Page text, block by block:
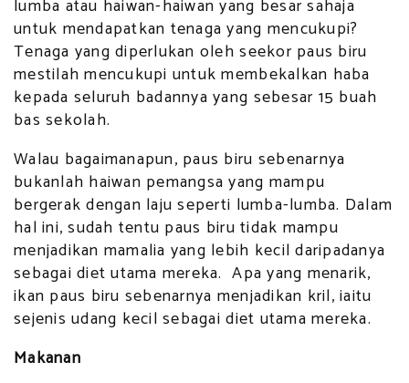
lumba atau haiwan-haiwan yang besar sahaja
untuk mendapatkan tenaga yang mencukupi?
Tenaga yang diperlukan oleh seekor paus biru
mestilah mencukupi untuk membekalkan haba
kepada seluruh badannya yang sebesar 15 buah
bas sekolah.
Walau bagaimanapun, paus biru sebenarnya
bukanlah haiwan pemangsa yang mampu
bergerak dengan laju seperti lumba-lumba. Dalam
hal ini, sudah tentu paus biru tidak mampu
menjadikan mamalia yang lebih kecil daripadanya
sebagai diet utama mereka. Apa yang menarik,
ikan paus biru sebenarnya menjadikan kril, iaitu
sejenis udang kecil sebagai diet utama mereka.
Makanan